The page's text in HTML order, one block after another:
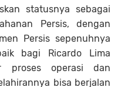
statusnya sebagai
Persis, dengan
Persis sepenuhnya
bagi Ricardo Lima
proses operasi dan
bisa berjalan